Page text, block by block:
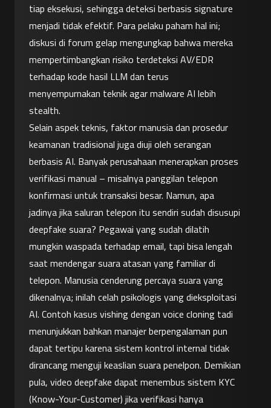
tiap eksekusi, sehingga deteksi berbasis signature
menjadi tidak efektif. Para pelaku paham hal ini;
diskusi di forum gelap mengungkap bahwa mereka
mempertimbangkan risiko terdeteksi AV/EDR
terhadap kode hasil LLM dan terus
menyempurnakan teknik agar malware AI lebih
stealth.
Selain aspek teknis, faktor manusia dan prosedur
keamanan tradisional juga diuji oleh serangan
berbasis AI. Banyak perusahaan menerapkan proses
verifikasi manual – misalnya panggilan telepon
konfirmasi untuk transaksi besar. Namun, apa
jadinya jika saluran telepon itu sendiri sudah disusupi
deepfake suara? Pegawai yang sudah dilatih
mungkin waspada terhadap email, tapi bisa lengah
saat mendengar suara atasan yang familiar di
telepon. Manusia cenderung percaya suara yang
dikenalnya; inilah celah psikologis yang dieksploitasi
AI. Contoh kasus vishing dengan voice cloning tadi
menunjukkan bahkan manajer berpengalaman pun
dapat tertipu karena sistem kontrol internal tidak
dirancang menguji keaslian suara penelpon. Demikian
pula, video deepfake dapat menembus sistem KYC
(Know-Your-Customer) jika verifikasi hanya